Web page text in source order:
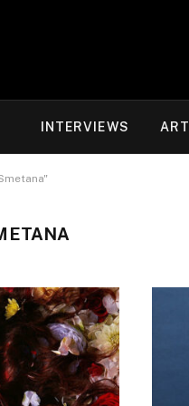
INTERVIEWS ART